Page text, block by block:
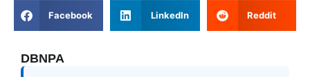
Facebook LinkedIn Reddit
DBNPA